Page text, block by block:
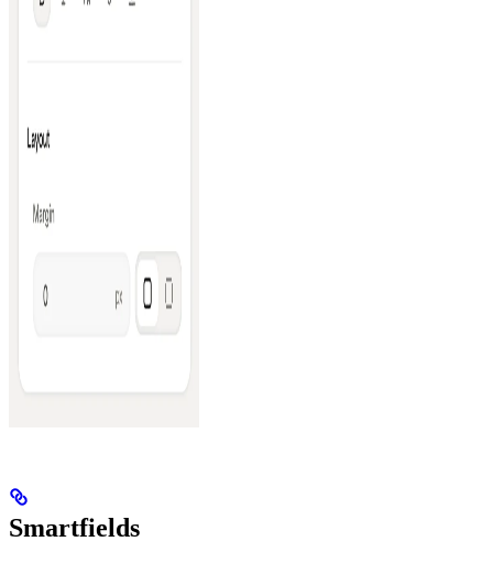
Smartfields